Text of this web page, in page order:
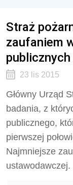
Straż
zaufaniem
publicznych
23 lis 2015
Główny Urząd
badania, z
publicznego,
pierwszej
Najmniejsze
ustawodawczej.